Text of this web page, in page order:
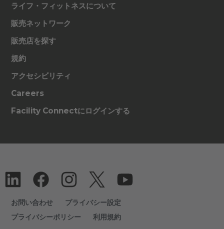
ライフ・フィットネスについて
販売ネットワーク
販売店を探す
規約
アクセシビリティ
Careers
Facility Connectにログインする
お問い合わせ
プライバシー設定
プライバシーポリシー
利用規約